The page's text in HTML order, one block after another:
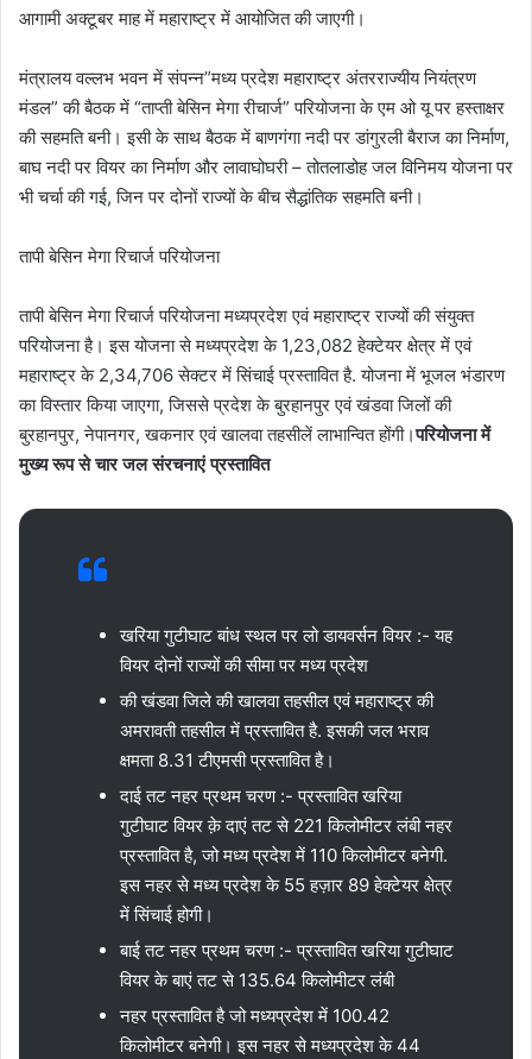
आगामी अक्टूबर माह में महाराष्ट्र में आयोजित की जाएगी।
मंत्रालय वल्लभ भवन में संपन्न”मध्य प्रदेश महाराष्ट्र अंतरराज्यीय नियंत्रण
मंडल” की बैठक में “ताप्ती बेसिन मेगा रीचार्ज” परियोजना के एम ओ यू पर हस्ताक्षर
की सहमति बनी। इसी के साथ बैठक में बाणगंगा नदी पर डांगुरली बैराज का निर्माण,
बाघ नदी पर वियर का निर्माण और लावाघोघरी – तोतलाडोह जल विनिमय योजना पर
भी चर्चा की गई, जिन पर दोनों राज्यों के बीच सैद्धांतिक सहमति बनी।
तापी बेसिन मेगा रिचार्ज परियोजना
तापी बेसिन मेगा रिचार्ज परियोजना मध्यप्रदेश एवं महाराष्ट्र राज्यों की संयुक्त
परियोजना है। इस योजना से मध्यप्रदेश के 1,23,082 हेक्टेयर क्षेत्र में एवं
महाराष्ट्र के 2,34,706 सेक्टर में सिंचाई प्रस्तावित है. योजना में भूजल भंडारण
का विस्तार किया जाएगा, जिससे प्रदेश के बुरहानपुर एवं खंडवा जिलों की
बुरहानपुर, नेपानगर, खकनार एवं खालवा तहसीलें लाभान्वित होंगी।परियोजना में
मुख्य रूप से चार जल संरचनाएं प्रस्तावित
खरिया गुटीघाट बांध स्थल पर लो डायवर्सन वियर :- यह
वियर दोनों राज्यों की सीमा पर मध्य प्रदेश
की खंडवा जिले की खालवा तहसील एवं महाराष्ट्र की
अमरावती तहसील में प्रस्तावित है. इसकी जल भराव
क्षमता 8.31 टीएमसी प्रस्तावित है।
दाई तट नहर प्रथम चरण :- प्रस्तावित खरिया
गुटीघाट वियर क़े दाएं तट से 221 किलोमीटर लंबी नहर
प्रस्तावित है, जो मध्य प्रदेश में 110 किलोमीटर बनेगी.
इस नहर से मध्य प्रदेश के 55 हज़ार 89 हेक्टेयर क्षेत्र
में सिंचाई होगी।
बाई तट नहर प्रथम चरण :- प्रस्तावित खरिया गुटीघाट
वियर के बाएं तट से 135.64 किलोमीटर लंबी
नहर प्रस्तावित है जो मध्यप्रदेश में 100.42
किलोमीटर बनेगी। इस नहर से मध्यप्रदेश के 44